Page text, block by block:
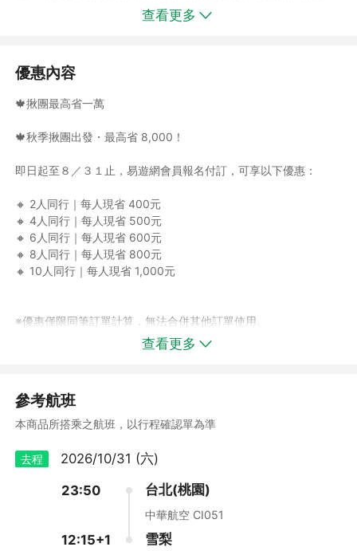
保、最寬敞、最安靜著稱。機身70%採用最先進的碳纖維等複合材
料、鈦等金屬合金打造，有效減輕航機重量，提高飛航安全性。
訊息、升等艙無限網頁瀏覽)
查看更多
優惠內容
🍁揪團最高省一萬
🍁秋季揪團出發・最高省 8,000！
即日起至８／３１止，易遊網會員報名付訂，可享以下優惠：
🔸 2人同行｜每人現省 400元
🔸 4人同行｜每人現省 500元
🔸 6人同行｜每人現省 600元
🔸 8人同行｜每人現省 800元
🔸 10人同行｜每人現省 1,000元
※優惠僅限同筆訂單計算，無法合併其他訂單使用。
※不適用於不佔床孩童、嬰兒與當地參團（JOIN TOUR）。
※系統將於付款時自動折抵，安心下訂、即刻省下！
⚡⚡⚡易遊網保有優惠活動調整之權利⚡⚡⚡
⌖*.・°* ੈ ♡‧₊ ˚˖˚˳⌖*.・°* ੈ ♡‧₊ ˚˖˚˳⌖*.・°* ੈ ♡‧₊ ˚
查看更多
參考航班
本商品所搭乘之航班，以行程確認單為準
去程
2026/10/31 (六)
23:50
台北(桃園)
中華航空 CI051
12:15+1 雪梨